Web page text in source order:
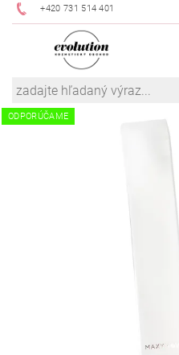
+420 731 514 401
ODPORÚČAME